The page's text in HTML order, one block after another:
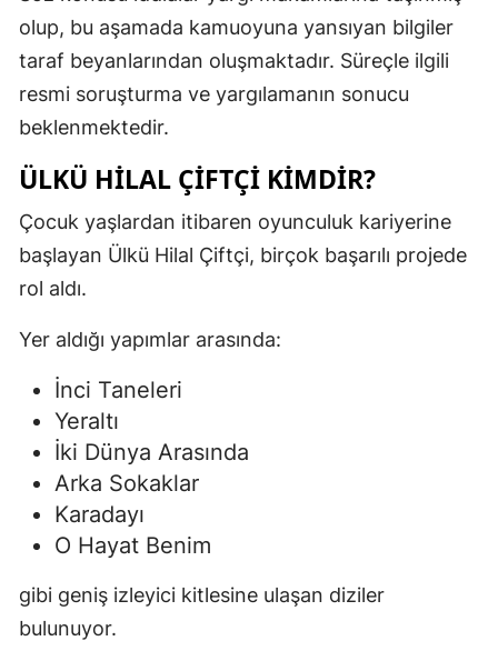
olup, bu aşamada kamuoyuna yansıyan bilgiler
taraf beyanlarından oluşmaktadır. Süreçle ilgili
resmi soruşturma ve yargılamanın sonucu
beklenmektedir.
ÜLKÜ HILAL ÇIFTÇI KIMDIR?
Çocuk yaşlardan itibaren oyunculuk kariyerine
başlayan Ülkü Hilal Çiftçi, birçok başarılı projede
rol aldı.
Yer aldığı yapımlar arasında:
İnci Taneleri
Yeraltı
İki Dünya Arasında
Arka Sokaklar
Karadayı
O Hayat Benim
gibi geniş izleyici kitlesine ulaşan diziler
bulunuyor.